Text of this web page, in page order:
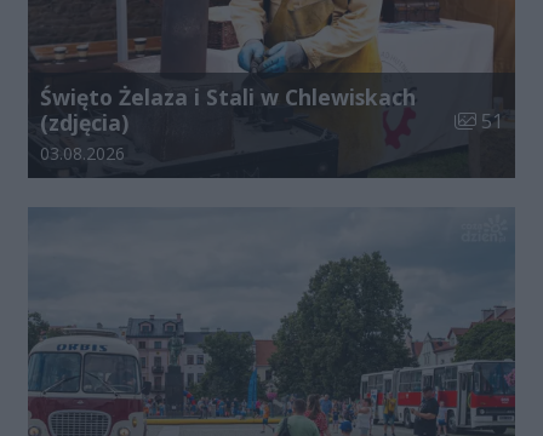
Święto Żelaza i Stali w Chlewiskach
(zdjęcia)
Liczba
51
Data dodania galerii:
03.08.2026